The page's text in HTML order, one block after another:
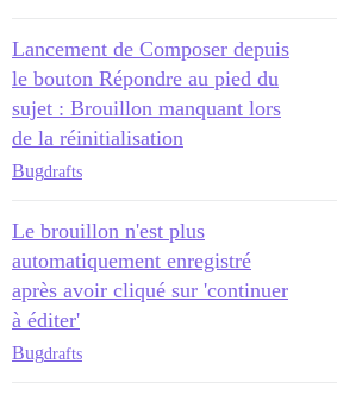
Lancement de Composer depuis
le bouton Répondre au pied du
sujet : Brouillon manquant lors
de la réinitialisation
Bugdrafts
Le brouillon n'est plus
automatiquement enregistré
après avoir cliqué sur 'continuer
à éditer'
Bugdrafts